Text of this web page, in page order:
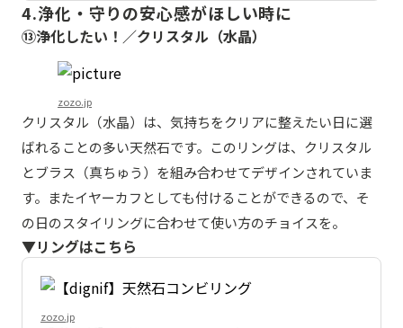
4.浄化・守りの安心感がほしい時に
⑬浄化したい！／クリスタル（水晶）
zozo.jp
クリスタル（水晶）は、気持ちをクリアに整えたい日に選
ばれることの多い天然石です。このリングは、クリスタル
とブラス（真ちゅう）を組み合わせてデザインされていま
す。またイヤーカフとしても付けることができるので、そ
の日のスタイリングに合わせて使い方のチョイスを。
▼リングはこちら
zozo.jp